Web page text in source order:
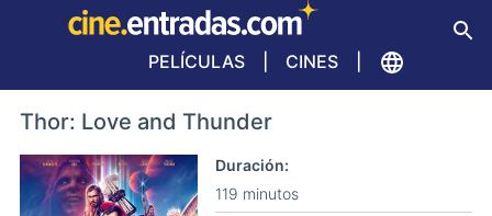
PELÍCULAS CINES
Thor: Love and Thunder
Duración
119 minutos